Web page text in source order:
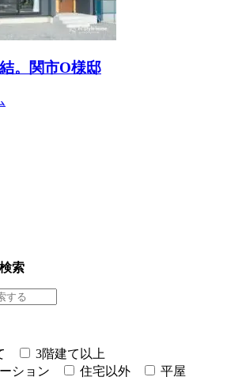
。関市O様邸
索
3階建て以上
ション
住宅以外 平屋